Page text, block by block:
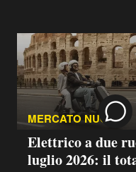
MERCATO NUOVO
Elettrico a due
luglio 2026: il